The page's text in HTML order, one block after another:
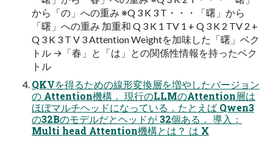
から「の」への重み ※Q 3 K 3 T・・・「曙」から
「曙」への重み 加重和 Q 3 K 1 TV 1 + Q 3 K 2 TV 2 +
Q 3 K 3 T V 3 Attention Weightを加味した「曙」ベク
トル →「春」と「は」との関係性情報を持ったベク
トル
QKVを得るための線形変換層を増やしたバージョン
の Attention機構． 現行のLLMのAttention層は
ほぼマルチヘッドになっている．たとえば Qwen3
の32Bのモデルだとヘッドが 32個ある． 導入：
Multi head Attention機構とは？ は X